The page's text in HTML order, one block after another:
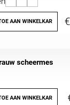
AAN WINKELKAR
scheermes
AAN WINKELKAR